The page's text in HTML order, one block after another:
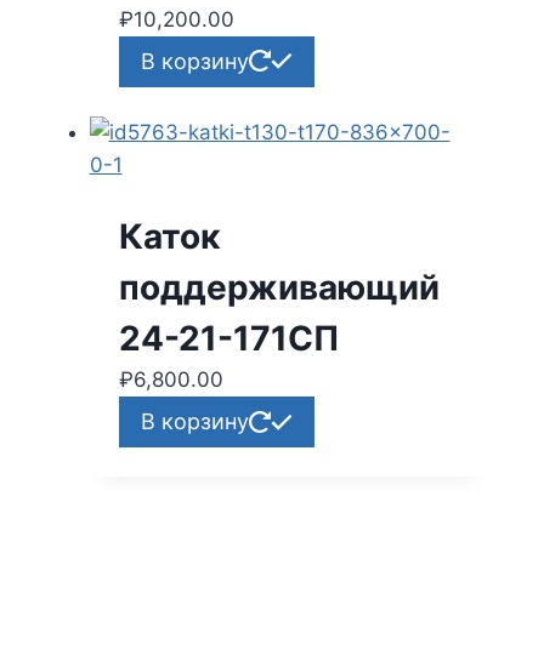
₽10,200.00
В корзину
Каток
поддерживающий
24-21-171СП
₽6,800.00
В корзину